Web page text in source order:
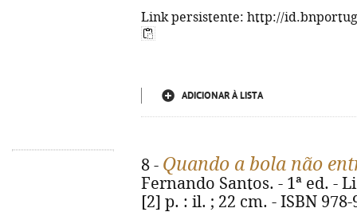
Link persistente: http://
ADICIONAR À LISTA
8 - Quando a bola não
Fernando Santos. - 1ª ed. -
[2] p. : il. ; 22 cm. - ISBN 978-